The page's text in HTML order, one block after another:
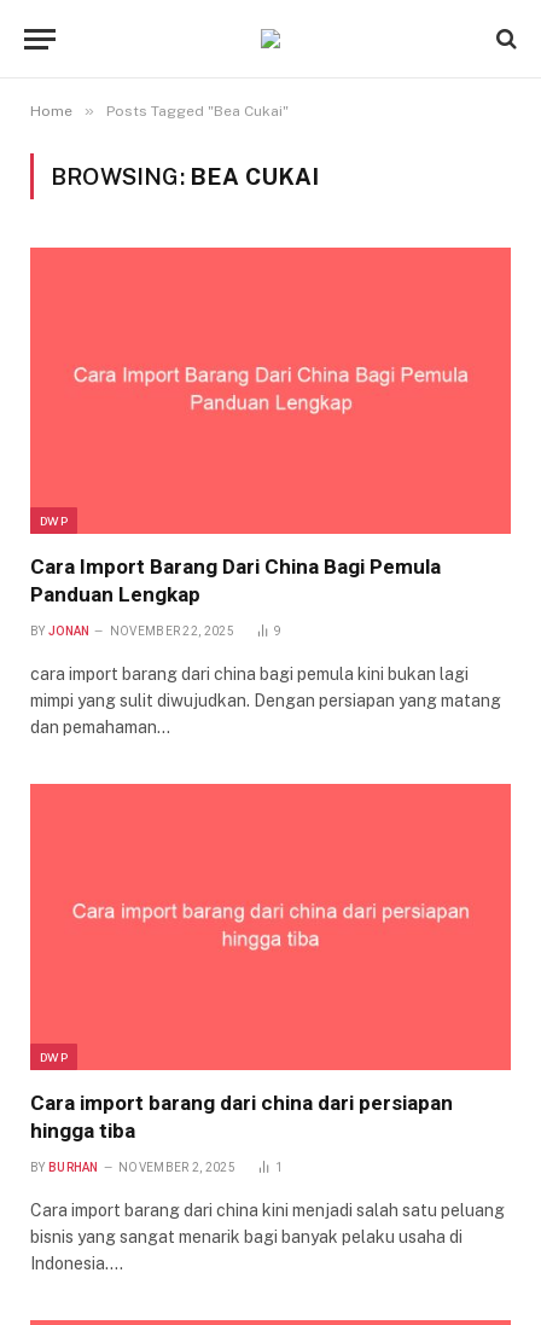
Home » Posts Tagged "Bea Cukai"
BROWSING: BEA CUKAI
DWP
Cara Import Barang Dari China Bagi Pemula
Panduan Lengkap
BY JONAN NOVEMBER 22, 2025 9
cara import barang dari china bagi pemula kini bukan lagi
mimpi yang sulit diwujudkan. Dengan persiapan yang matang
dan pemahaman…
DWP
Cara import barang dari china dari persiapan
hingga tiba
BY BURHAN NOVEMBER 2, 2025 1
Cara import barang dari china kini menjadi salah satu peluang
bisnis yang sangat menarik bagi banyak pelaku usaha di
Indonesia.…